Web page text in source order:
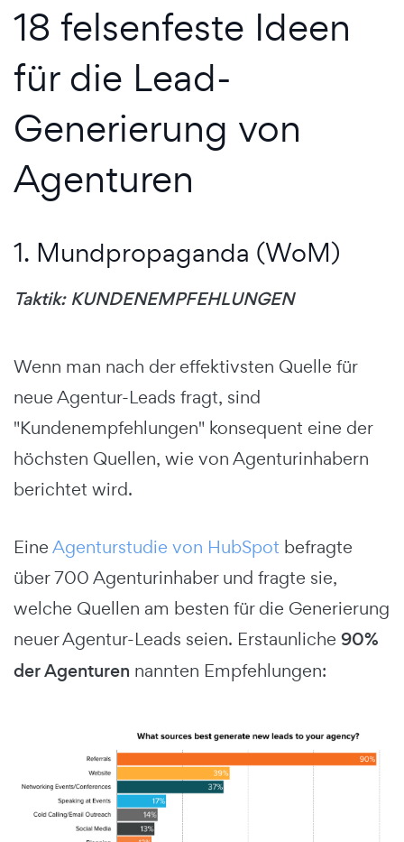
18 felsenfeste Ideen
für die Lead-
Generierung von
Agenturen
1. Mundpropaganda (WoM)
Taktik: KUNDENEMPFEHLUNGEN
Wenn man nach der effektivsten Quelle für
neue Agentur-Leads fragt, sind
"Kundenempfehlungen" konsequent eine der
höchsten Quellen, wie von Agenturinhabern
berichtet wird.
EineAgenturstudie von HubSpot befragte
über 700 Agenturinhaber und fragte sie,
welche Quellen am besten für die Generierung
neuer Agentur-Leads seien. Erstaunliche 90%
der Agenturen nannten Empfehlungen: